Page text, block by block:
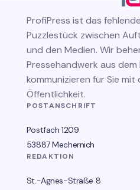
ProfiPress ist das fehlende
Puzzlestück zwischen
und den Medien. Wir
Pressehandwerk aus dem
kommunizieren für Sie mit
Öffentlichkeit.
POSTANSCHRIFT
Postfach 1209
53887 Mechernich
REDAKTION
St.-Agnes-Straße 8